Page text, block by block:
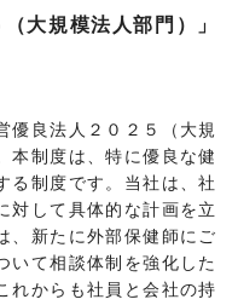
大規模法人部門）」
優良法人２０２５（大規
本制度は、特に優良な健
る制度です。当社は、社
対して具体的な計画を立
、新たに外部保健師にご
いて相談体制を強化した
れからも社員と会社の持